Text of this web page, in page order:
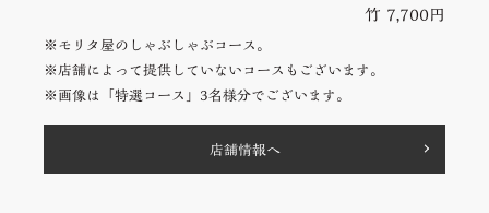
竹 7,700円
※モリタ屋のしゃぶしゃぶコース。
※店舗によって提供していないコースもございます。
※画像は「特選コース」3名様分でございます。
店舗情報へ